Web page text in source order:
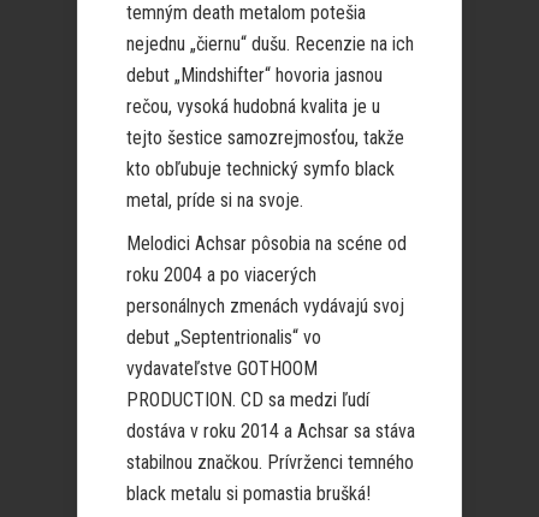
temným death metalom potešia
nejednu „čiernu“ dušu. Recenzie na ich
debut „Mindshifter“ hovoria jasnou
rečou, vysoká hudobná kvalita je u
tejto šestice samozrejmosťou, takže
kto obľubuje technický symfo black
metal, príde si na svoje.
Melodici Achsar pôsobia na scéne od
roku 2004 a po viacerých
personálnych zmenách vydávajú svoj
debut „Septentrionalis“ vo
vydavateľstve GOTHOOM
PRODUCTION. CD sa medzi ľudí
dostáva v roku 2014 a Achsar sa stáva
stabilnou značkou. Prívrženci temného
black metalu si pomastia brušká!